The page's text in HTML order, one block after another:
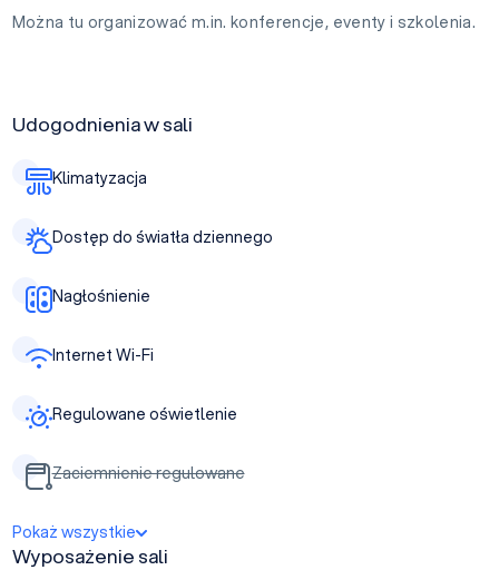
Można tu organizować m.in. konferencje, eventy i szkolenia.
Udogodnienia w sali
Klimatyzacja
Dostęp do światła dziennego
Nagłośnienie
Internet Wi-Fi
Regulowane oświetlenie
Zaciemnienie regulowane
Pokaż wszystkie
Wyposażenie sali